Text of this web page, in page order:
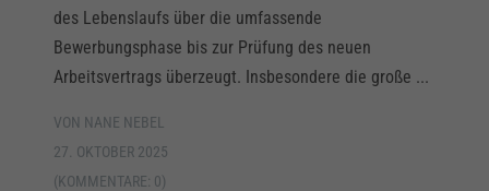
des Lebenslaufs über die umfassende
Bewerbungsphase bis zur Prüfung des neuen
Arbeitsvertrags überzeugt. Insbesondere die große ...
VON NANE NEBEL
27. OKTOBER 2025
(KOMMENTARE: 0)